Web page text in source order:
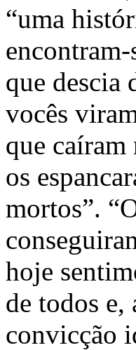
“uma
que
vocês
que caíram
os
mortos”.
hoje
de todos e,
convicção